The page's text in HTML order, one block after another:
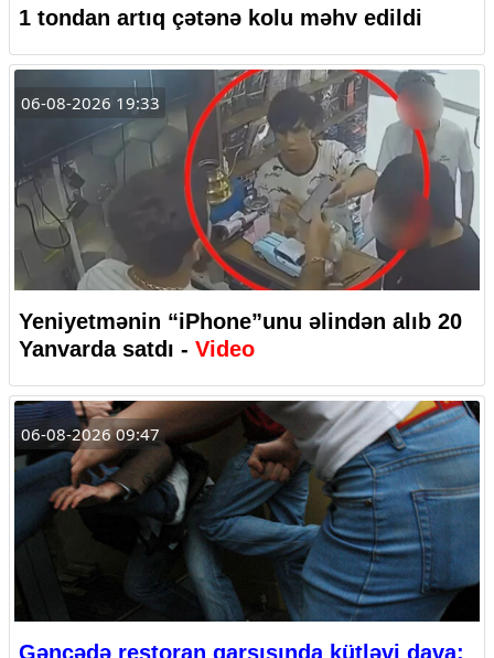
1 tondan artıq çətənə kolu məhv edildi
06-08-2026 19:33
Yeniyetmənin “iPhone”unu əlindən alıb 20
Yanvarda satdı - Video
06-08-2026 09:47
Gəncədə restoran qarşısında kütləvi dava: